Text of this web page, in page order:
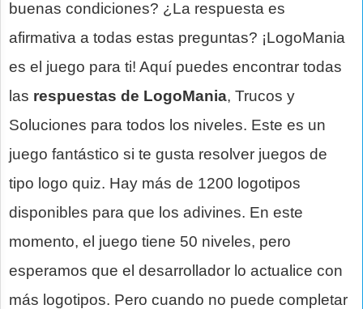
buenas condiciones? ¿La respuesta es
afirmativa a todas estas preguntas? ¡LogoMania
es el juego para ti! Aquí puedes encontrar todas
las respuestas de LogoMania, Trucos y
Soluciones para todos los niveles. Este es un
juego fantástico si te gusta resolver juegos de
tipo logo quiz. Hay más de 1200 logotipos
disponibles para que los adivines. En este
momento, el juego tiene 50 niveles, pero
esperamos que el desarrollador lo actualice con
más logotipos. Pero cuando no puede completar